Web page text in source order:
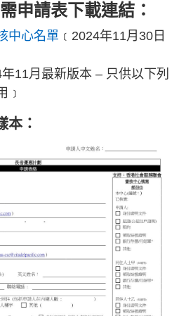
申請表下載連結：
中心名單 ﹝2024年11月30日
年11月最新版本 – 只供以下列
﹞
本：